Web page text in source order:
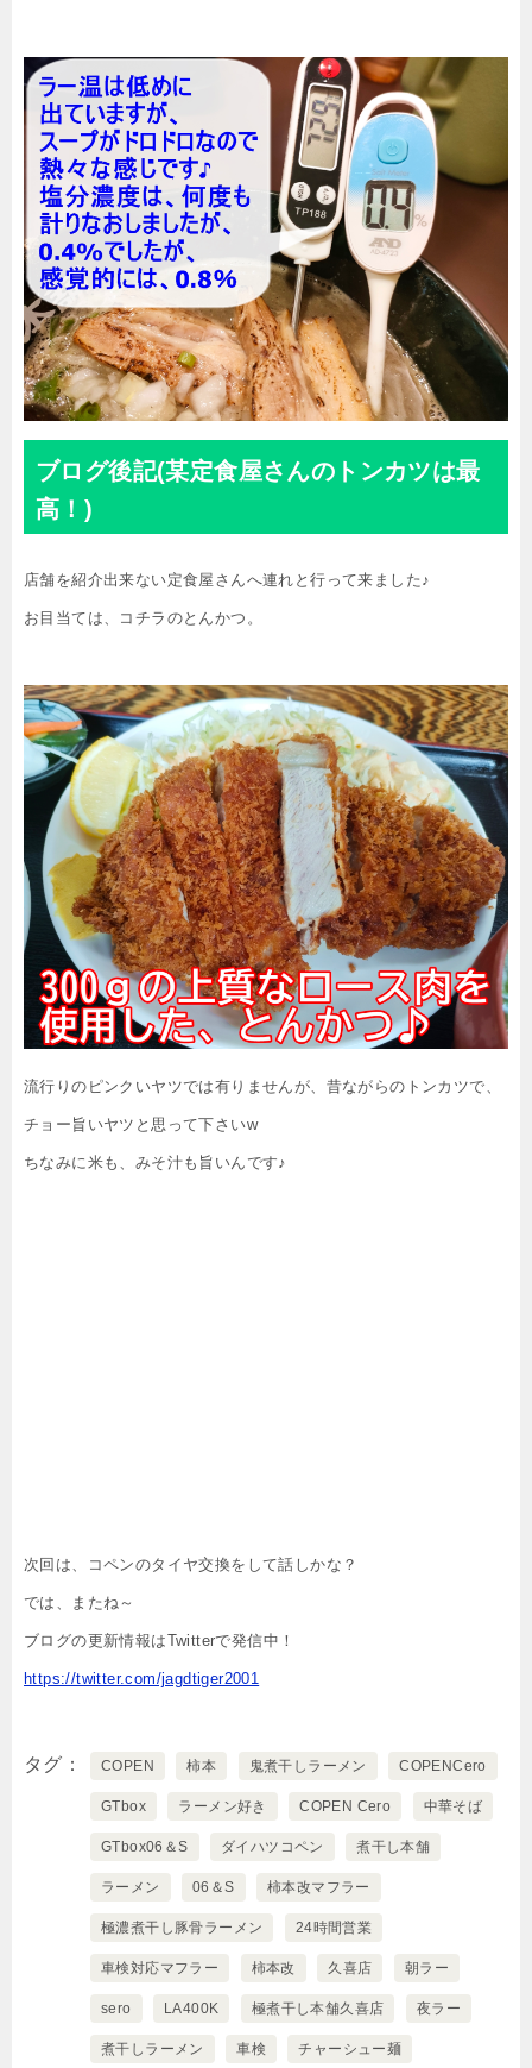
ブログ後記(某定食屋さんのトンカツは最
高！)
店舗を紹介出来ない定食屋さんへ連れと行って来ました♪
お目当ては、コチラのとんかつ。
流行りのピンクいヤツでは有りませんが、昔ながらのトンカツで、
チョー旨いヤツと思って下さいw
ちなみに米も、みそ汁も旨いんです♪
次回は、コペンのタイヤ交換をして話しかな？
では、またね～
ブログの更新情報はTwitterで発信中！
https://twitter.com/jagdtiger2001
タグ COPEN 柿本 鬼煮干しラーメン COPENCero
GTbox ラーメン好き COPEN Cero 中華そば
GTbox06＆S ダイハツコペン 煮干し本舗
ラーメン 06＆S 柿本改マフラー
極濃煮干し豚骨ラーメン 24時間営業
車検対応マフラー 柿本改 久喜店 朝ラー
sero LA400K 極煮干し本舗久喜店 夜ラー
煮干しラーメン 車検 チャーシュー麺